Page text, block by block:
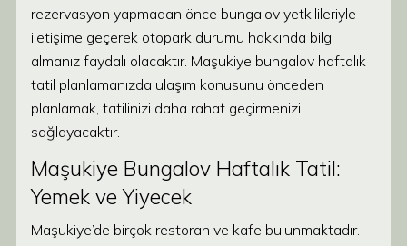
rezervasyon yapmadan önce bungalov yetkilileriyle
iletişime geçerek otopark durumu hakkında bilgi
almanız faydalı olacaktır. Maşukiye bungalov haftalık
tatil planlamanızda ulaşım konusunu önceden
planlamak, tatilinizi daha rahat geçirmenizi
sağlayacaktır.
Maşukiye Bungalov Haftalık Tatil:
Yemek ve Yiyecek
Maşukiye’de birçok restoran ve kafe bulunmaktadır.